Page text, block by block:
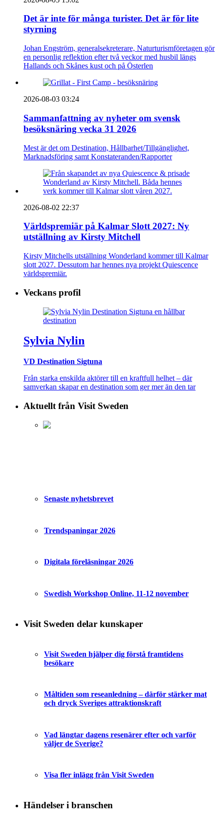
Det är inte för många turister. Det är för lite
styrning
Johan Engström, generalsekreterare, Naturturismföretagen gör
en personlig reflektion efter två veckor med husbil längs
Hallands och Skånes kust och på Österlen
2026-08-03 03:24
Sammanfattning av nyheter om svensk
besöksnäring vecka 31 2026
Mest är det om Destination, Hållbarhet/Tillgänglighet,
Marknadsföring samt Konstateranden/Rapporter
2026-08-02 22:37
Världspremiär på Kalmar Slott 2027: Ny
utställning av Kirsty Mitchell
Kirsty Mitchells utställning Wonderland kommer till Kalmar
slott 2027. Dessutom har hennes nya projekt Quiescence
världspremiär.
Veckans profil
Sylvia Nylin
VD Destination Sigtuna
Från starka enskilda aktörer till en kraftfull helhet – där
samverkan skapar en destination som ger mer än den tar
Aktuellt från Visit Sweden
Senaste nyhetsbrevet
Trendspaningar 2026
Digitala föreläsningar 2026
Swedish Workshop Online, 11-12 november
Visit Sweden delar kunskaper
Visit Sweden hjälper dig förstå framtidens
besökare
Måltiden som reseanledning – därför stärker mat
och dryck Sveriges attraktionskraft
Vad längtar dagens resenärer efter och varför
väljer de Sverige?
Visa fler inlägg från Visit Sweden
Händelser i branschen